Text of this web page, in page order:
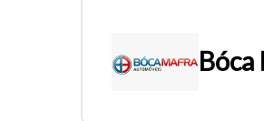
Tamanho